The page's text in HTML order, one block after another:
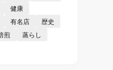
健康
有名店
歴史
煎
蒸らし